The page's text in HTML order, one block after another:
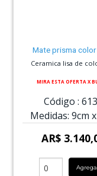
Mate prisma
Ceramica lisa de
MIRA ESTA OFERTA X
Código :
Medidas: 9cm x
AR$